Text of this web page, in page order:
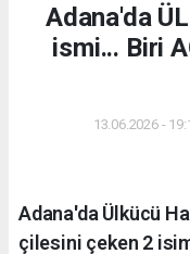
Adana'da
ismi... Biri
13.06.2026 -
Adana'da Ülkücü
çilesini çeken 2